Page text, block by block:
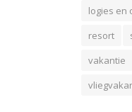
logies en
resort
vakantie